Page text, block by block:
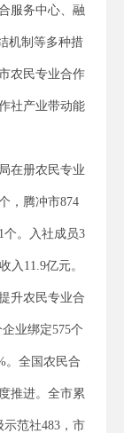
服务中心、融
机制等多种措
农民专业合作
社产业带动能
在册农民专业
，腾冲市874
个。入社成员3
入11.9亿元。
升农民专业合
业绑定575个
。全国农民合
推进。全市累
范社483，市